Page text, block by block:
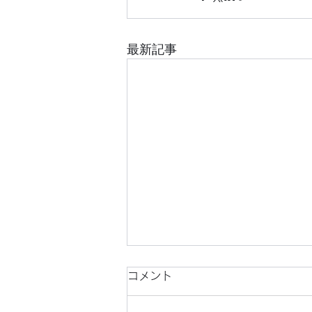
最新記事
コメント